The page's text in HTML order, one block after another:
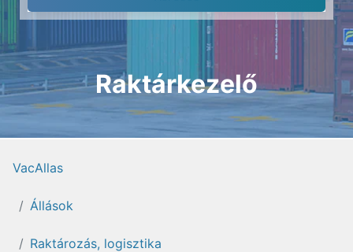
Raktárkezelő
VacAllas
Állások
Raktározás, logisztika